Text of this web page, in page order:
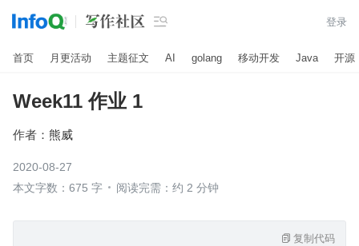
 登录
首页 月更活动 主题征文 AI golang 移动开发 Java 开源
Week11 作业 1
作者： 熊威
2020-08-27
本文字数：675 字
阅读完需：约 2 分钟
复制代码